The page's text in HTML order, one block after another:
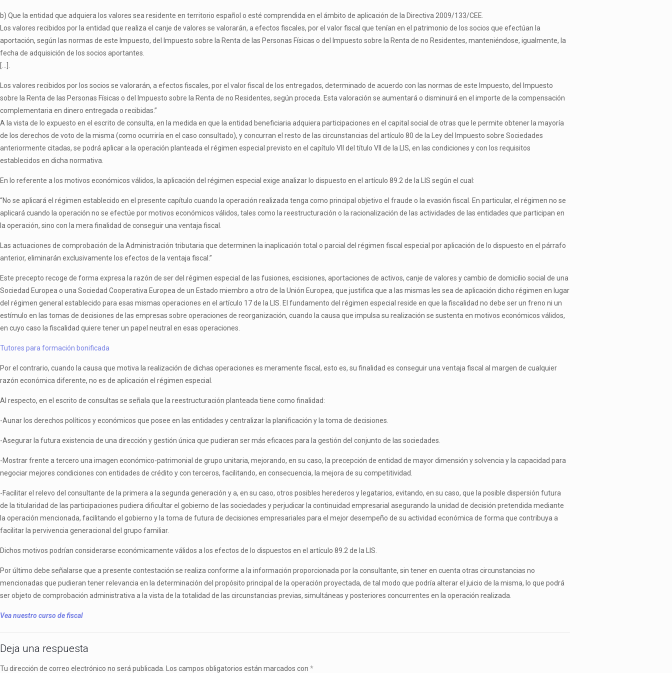
b) Que la entidad que adquiera los valores sea residente en territorio español o esté comprendida en el ámbito de aplicación de la Directiva 2009/133/CEE.
Los valores recibidos por la entidad que realiza el canje de valores se valorarán, a efectos fiscales, por el valor fiscal que tenían en el patrimonio de los socios que efectúan la
aportación, según las normas de este Impuesto, del Impuesto sobre la Renta de las Personas Físicas o del Impuesto sobre la Renta de no Residentes, manteniéndose, igualmente, la
fecha de adquisición de los socios aportantes.
Los valores recibidos por los socios se valorarán, a efectos fiscales, por el valor fiscal de los entregados, determinado de acuerdo con las normas de este Impuesto, del Impuesto
sobre la Renta de las Personas Físicas o del Impuesto sobre la Renta de no Residentes, según proceda. Esta valoración se aumentará o disminuirá en el importe de la compensación
complementaria en dinero entregada o recibidas.”
A la vista de lo expuesto en el escrito de consulta, en la medida en que la entidad beneficiaria adquiera participaciones en el capital social de otras que le permite obtener la mayoría
de los derechos de voto de la misma (como ocurriría en el caso consultado), y concurran el resto de las circunstancias del artículo 80 de la Ley del Impuesto sobre Sociedades
anteriormente citadas, se podrá aplicar a la operación planteada el régimen especial previsto en el capítulo VII del título VII de la LIS, en las condiciones y con los requisitos
establecidos en dicha normativa.
En lo referente a los motivos económicos válidos, la aplicación del régimen especial exige analizar lo dispuesto en el artículo 89.2 de la LIS según el cual:
“No se aplicará el régimen establecido en el presente capítulo cuando la operación realizada tenga como principal objetivo el fraude o la evasión fiscal. En particular, el régimen no se
aplicará cuando la operación no se efectúe por motivos económicos válidos, tales como la reestructuración o la racionalización de las actividades de las entidades que participan en
la operación, sino con la mera finalidad de conseguir una ventaja fiscal.
Las actuaciones de comprobación de la Administración tributaria que determinen la inaplicación total o parcial del régimen fiscal especial por aplicación de lo dispuesto en el párrafo
anterior, eliminarán exclusivamente los efectos de la ventaja fiscal.”
Este precepto recoge de forma expresa la razón de ser del régimen especial de las fusiones, escisiones, aportaciones de activos, canje de valores y cambio de domicilio social de una
Sociedad Europea o una Sociedad Cooperativa Europea de un Estado miembro a otro de la Unión Europea, que justifica que a las mismas les sea de aplicación dicho régimen en lugar
del régimen general establecido para esas mismas operaciones en el artículo 17 de la LIS. El fundamento del régimen especial reside en que la fiscalidad no debe ser un freno ni un
estímulo en las tomas de decisiones de las empresas sobre operaciones de reorganización, cuando la causa que impulsa su realización se sustenta en motivos económicos válidos,
en cuyo caso la fiscalidad quiere tener un papel neutral en esas operaciones.
Tutores para formación bonificada
Por el contrario, cuando la causa que motiva la realización de dichas operaciones es meramente fiscal, esto es, su finalidad es conseguir una ventaja fiscal al margen de cualquier
razón económica diferente, no es de aplicación el régimen especial.
Al respecto, en el escrito de consultas se señala que la reestructuración planteada tiene como finalidad:
-Aunar los derechos políticos y económicos que posee en las entidades y centralizar la planificación y la toma de decisiones.
-Asegurar la futura existencia de una dirección y gestión única que pudieran ser más eficaces para la gestión del conjunto de las sociedades.
-Mostrar frente a tercero una imagen económico-patrimonial de grupo unitaria, mejorando, en su caso, la precepción de entidad de mayor dimensión y solvencia y la capacidad para
negociar mejores condiciones con entidades de crédito y con terceros, facilitando, en consecuencia, la mejora de su competitividad.
-Facilitar el relevo del consultante de la primera a la segunda generación y a, en su caso, otros posibles herederos y legatarios, evitando, en su caso, que la posible dispersión futura
de la titularidad de las participaciones pudiera dificultar el gobierno de las sociedades y perjudicar la continuidad empresarial asegurando la unidad de decisión pretendida mediante
la operación mencionada, facilitando el gobierno y la toma de futura de decisiones empresariales para el mejor desempeño de su actividad económica de forma que contribuya a
facilitar la pervivencia generacional del grupo familiar.
Dichos motivos podrían considerarse económicamente válidos a los efectos de lo dispuestos en el artículo 89.2 de la LIS.
Por último debe señalarse que a presente contestación se realiza conforme a la información proporcionada por la consultante, sin tener en cuenta otras circunstancias no
mencionadas que pudieran tener relevancia en la determinación del propósito principal de la operación proyectada, de tal modo que podría alterar el juicio de la misma, lo que podrá
ser objeto de comprobación administrativa a la vista de la totalidad de las circunstancias previas, simultáneas y posteriores concurrentes en la operación realizada.
Vea nuestro curso de fiscal
Deja una respuesta
Tu dirección de correo electrónico no será publicada. Los campos obligatorios están marcados con *